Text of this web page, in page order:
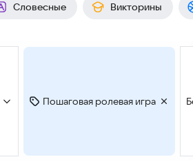
Словесные Викторины
Пошаговая ролевая игра